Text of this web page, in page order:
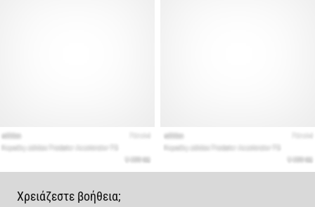
Χρειάζεστε βοήθεια;